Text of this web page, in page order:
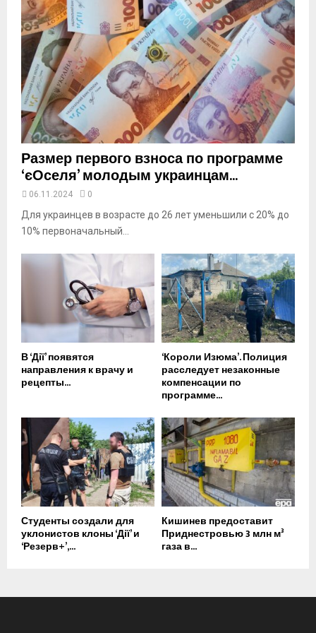
y
u
e
Размер первого взноса по программе
‘єОселя’ молодым украинцам...
06.11.2024 0
Для украинцев в возрасте до 26 лет уменьшили с 20% до
10% первоначальный...
В ‘Дії’ появятся
направления к врачу и
рецепты...
‘Короли Изюма’. Полиция
расследует незаконные
компенсации по
программе...
Студенты создали для
уклонистов клоны ‘Дії’ и
‘Резерв+’,...
Кишинев предоставит
Приднестровью 3 млн м³
газа в...